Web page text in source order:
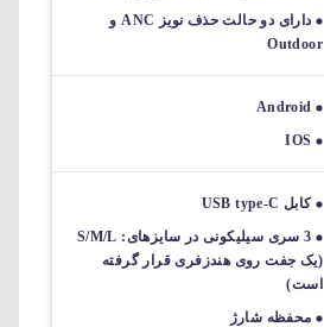
دارای دو حالت حذف نویز ANC و
Outdoor
Android
IOS
کابل USB type-C
3 سری سیلیکونی در سایزهای: S/M/L
(یک جفت روی هندزفری قرار گرفته
است)
محفظه شارژ